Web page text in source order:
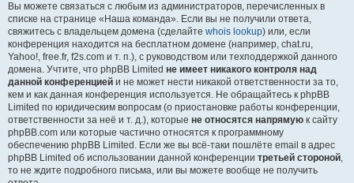
Вы можете связаться с любым из администраторов, перечисленных в
списке на странице «Наша команда». Если вы не получили ответа,
свяжитесь с владельцем домена (сделайте whois lookup) или, если
конференция находится на бесплатном домене (например, chat.ru,
Yahoo!, free.fr, f2s.com и т. п.), с руководством или техподдержкой данного
домена. Учтите, что phpBB Limited не имеет никакого контроля над
данной конференцией и не может нести никакой ответственности за то,
кем и как данная конференция используется. Не обращайтесь к phpBB
Limited по юридическим вопросам (о приостановке работы конференции,
ответственности за неё и т. д.), которые не относятся напрямую к сайту
phpBB.com или которые частично относятся к программному
обеспечению phpBB Limited. Если же вы всё-таки пошлёте email в адрес
phpBB Limited об использовании данной конференции третьей стороной,
то не ждите подробного письма, или вы можете вообще не получить